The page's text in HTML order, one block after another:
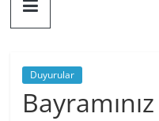
Duyurular